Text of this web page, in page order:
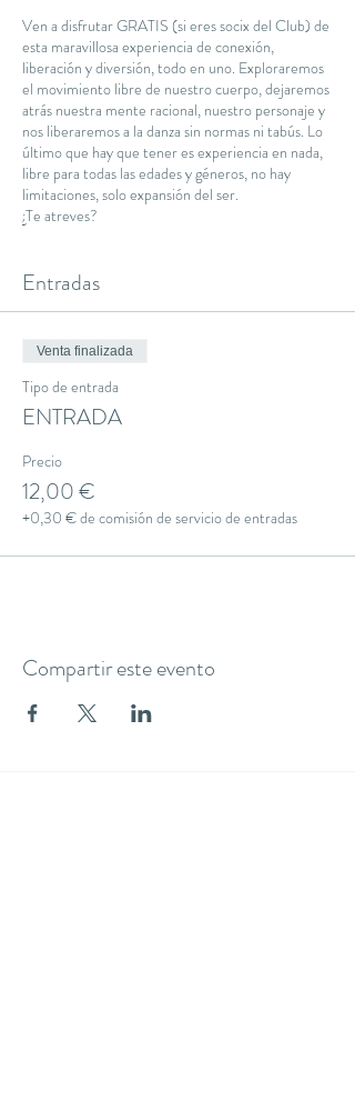
Ven a disfrutar GRATIS (si eres socix del Club) de
esta maravillosa experiencia de conexión,
liberación y diversión, todo en uno. Exploraremos
el movimiento libre de nuestro cuerpo, dejaremos
atrás nuestra mente racional, nuestro personaje y
nos liberaremos a la danza sin normas ni tabús. Lo
último que hay que tener es experiencia en nada,
libre para todas las edades y géneros, no hay
limitaciones, solo expansión del ser.
¿Te atreves?
Entradas
Venta finalizada
Tipo de entrada
ENTRADA
Precio
12,00 €
+0,30 € de comisión de servicio de entradas
Compartir este evento